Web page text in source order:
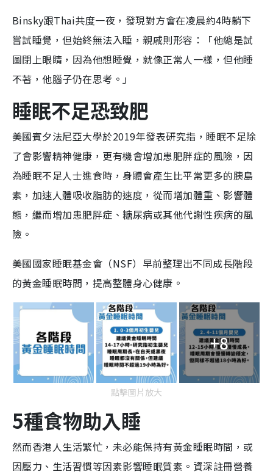
Binsky跟Thai共度一夜，發現對方會在凌晨約4時躺下
嘗試睡覺，但始終無法入睡，親戚則形容：「他總是試
圖閉上眼睛，因為他想睡覺，就像正常人一樣，但他睡
不著，他腦子仍在思考。」
睡眠不足恐致肥
美國賓夕法尼亞大學於2019年發表研究指，睡眠不足除
了會影響精神健康，更有機會增加患肥胖症的風險，因
為睡眠不足人士進食時，身體會產生比平常更多的胰島
素，加速人體吸收脂肪的速度，從而增加體重、影響體
態，繼而增加患肥胖症、糖尿病或其他代謝性疾病的風
險。
美國國家睡眠基金會（NSF）早前整理出不同成長階段
的黃金睡眠時間，提高整體身心健康。
+8
點擊圖片放大
5種食物助入睡
然而香港人生活繁忙，未必能保持有黃金睡眠時間，或
因壓力、生活習慣等因素影響睡眠質素。資深註冊營養